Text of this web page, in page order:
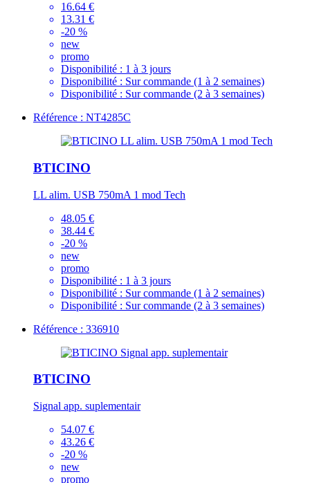
16.64 €
13.31 €
-20 %
new
promo
Disponibilité : 1 à 3 jours
Disponibilité : Sur commande (1 à 2 semaines)
Disponibilité : Sur commande (2 à 3 semaines)
Référence : NT4285C
BTICINO
LL alim. USB 750mA 1 mod Tech
48.05 €
38.44 €
-20 %
new
promo
Disponibilité : 1 à 3 jours
Disponibilité : Sur commande (1 à 2 semaines)
Disponibilité : Sur commande (2 à 3 semaines)
Référence : 336910
BTICINO
Signal app. suplementair
54.07 €
43.26 €
-20 %
new
promo